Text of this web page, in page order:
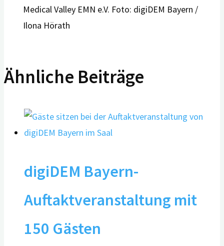
Medical Valley EMN e.V. Foto: digiDEM Bayern /
Ilona Hörath
Ähnliche Beiträge
digiDEM Bayern-
Auftaktveranstaltung mit
150 Gästen